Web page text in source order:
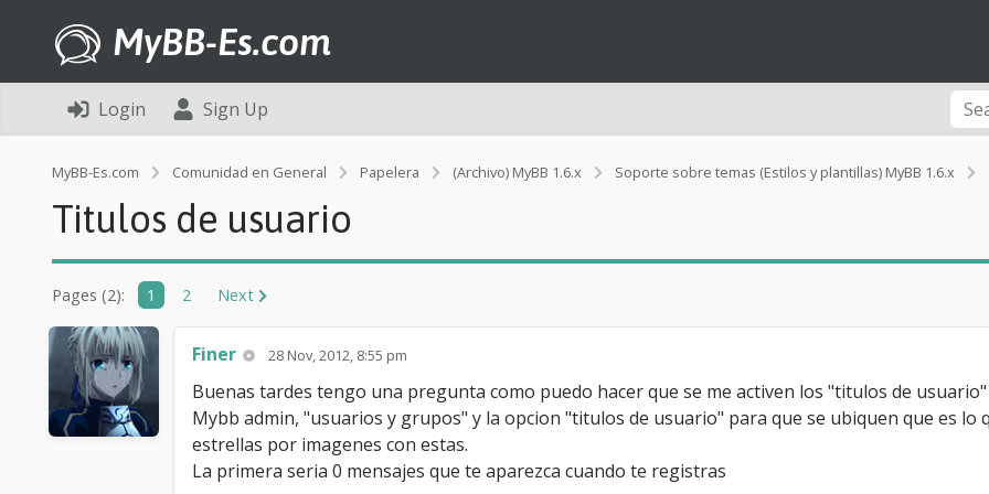
MyBB-Es.com
Login
Sign Up
MyBB-Es.com Comunidad en General Papelera (Archivo) MyBB 1.6.x Soporte sobre temas (Estilos y plantillas) MyBB 1.6.x
l
s
a
Titulos de usuario
Pages (2): 1 2 Next
Finer 28 Nov, 2012, 8:55 pm
Buenas tardes tengo una pregunta como puedo hacer que se me activen los "titulos de
Mybb admin, "usuarios y grupos" y la opcion "titulos de usuario" para que se ubiquen que es lo
estrellas por imagenes con estas.
La primera seria 0 mensajes que te aparezca cuando te registras